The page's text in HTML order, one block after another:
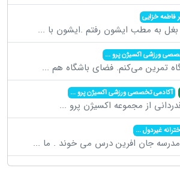
خزایی
به مطب ایشون رفتم .ایشون با ...
ورزشی اکسیژن پرو...
تمرین می‌کنم. فضای باشگاه هم ...
آکادمی تخصصی ورزشی اکسیژن پرو...
از مجموعه اکسیژن پرو ...
غیردول...
جان افرین درس می خوند . ما ...